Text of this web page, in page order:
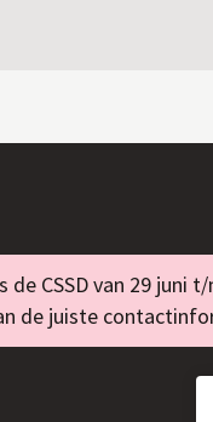
CSSD van 29 juni
de juiste